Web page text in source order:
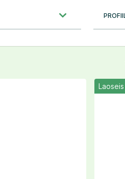
Laoseis